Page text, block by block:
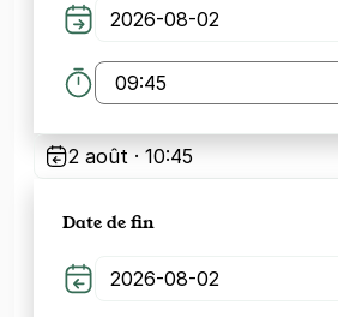
2 août · 10:45
Date de fin